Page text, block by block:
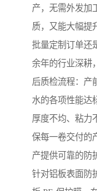
产，无需外发加
质，又能大幅提
批量定制订单还
余年的行业深耕
后质检流程：产
水的各项性能达
厚度不均、粘力
保每一卷交付的
产提供可靠的防
针对铝板表面防